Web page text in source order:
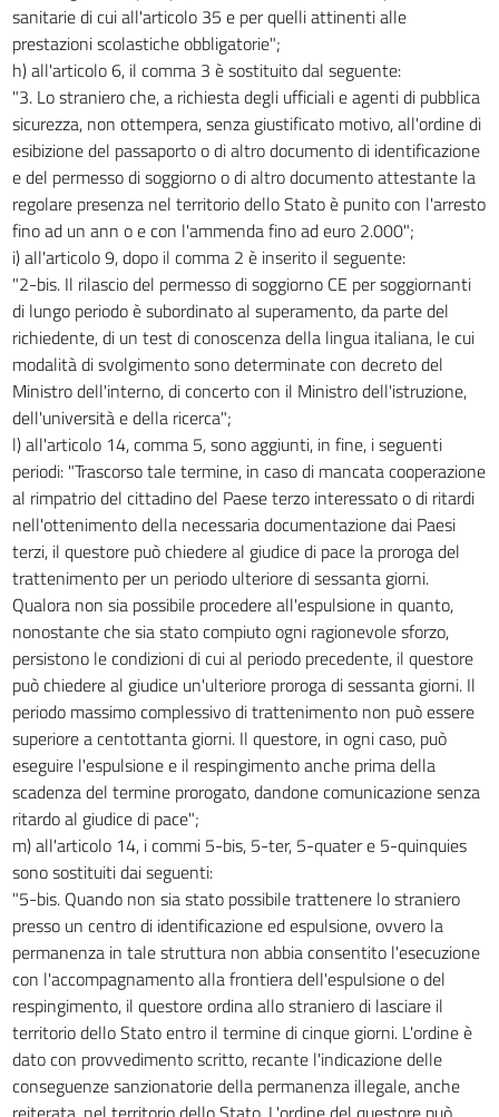
sanitarie di cui all'articolo 35 e per quelli attinenti alle
prestazioni scolastiche obbligatorie";
h) all'articolo 6, il comma 3 è sostituito dal seguente:
"3. Lo straniero che, a richiesta degli ufficiali e agenti di pubblica
sicurezza, non ottempera, senza giustificato motivo, all'ordine di
esibizione del passaporto o di altro documento di identificazione
e del permesso di soggiorno o di altro documento attestante la
regolare presenza nel territorio dello Stato è punito con l'arresto
fino ad un ann o e con l'ammenda fino ad euro 2.000";
i) all'articolo 9, dopo il comma 2 è inserito il seguente:
"2-bis. Il rilascio del permesso di soggiorno CE per soggiornanti
di lungo periodo è subordinato al superamento, da parte del
richiedente, di un test di conoscenza della lingua italiana, le cui
modalità di svolgimento sono determinate con decreto del
Ministro dell'interno, di concerto con il Ministro dell'istruzione,
dell'università e della ricerca";
l) all'articolo 14, comma 5, sono aggiunti, in fine, i seguenti
periodi: "Trascorso tale termine, in caso di mancata cooperazione
al rimpatrio del cittadino del Paese terzo interessato o di ritardi
nell'ottenimento della necessaria documentazione dai Paesi
terzi, il questore può chiedere al giudice di pace la proroga del
trattenimento per un periodo ulteriore di sessanta giorni.
Qualora non sia possibile procedere all'espulsione in quanto,
nonostante che sia stato compiuto ogni ragionevole sforzo,
persistono le condizioni di cui al periodo precedente, il questore
può chiedere al giudice un'ulteriore proroga di sessanta giorni. Il
periodo massimo complessivo di trattenimento non può essere
superiore a centottanta giorni. Il questore, in ogni caso, può
eseguire l'espulsione e il respingimento anche prima della
scadenza del termine prorogato, dandone comunicazione senza
ritardo al giudice di pace";
m) all'articolo 14, i commi 5-bis, 5-ter, 5-quater e 5-quinquies
sono sostituiti dai seguenti:
"5-bis. Quando non sia stato possibile trattenere lo straniero
presso un centro di identificazione ed espulsione, ovvero la
permanenza in tale struttura non abbia consentito l'esecuzione
con l'accompagnamento alla frontiera dell'espulsione o del
respingimento, il questore ordina allo straniero di lasciare il
territorio dello Stato entro il termine di cinque giorni. L'ordine è
dato con provvedimento scritto, recante l'indicazione delle
conseguenze sanzionatorie della permanenza illegale, anche